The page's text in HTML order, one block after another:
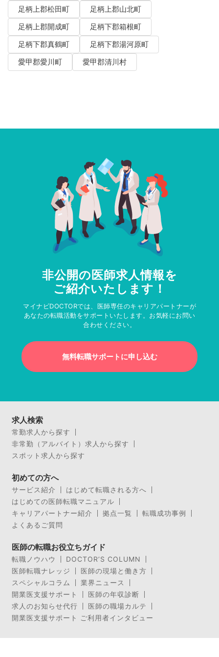
足柄上郡松田町
足柄上郡山北町
足柄上郡開成町
足柄下郡箱根町
足柄下郡真鶴町
足柄下郡湯河原町
愛甲郡愛川町
愛甲郡清川村
非公開の医師求人情報を
ご紹介いたします！
マイナビDOCTORでは、医師専任のキャリアパートナーが
あなたの転職活動をサポートいたします。お気軽にお問い
合わせください。
無料転職サポートに申し込む
求人検索
常勤求人から探す
非常勤（アルバイト）求人から探す
スポット求人から探す
初めての方へ
サービス紹介
はじめて転職される方へ
はじめての医師転職マニュアル
キャリアパートナー紹介
拠点一覧
転職成功事例
よくあるご質問
医師の転職お役立ちガイド
転職ノウハウ
DOCTOR’S COLUMN
医師転職ナレッジ
医師の現場と働き方
スペシャルコラム
業界ニュース
開業医支援サポート
医師の年収診断
求人のお知らせ代行
医師の職場カルテ
開業医支援サポート ご利用者インタビュー